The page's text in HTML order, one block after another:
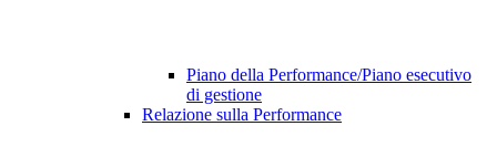
Piano della Performance/Piano esecutivo
di gestione
Relazione sulla Performance